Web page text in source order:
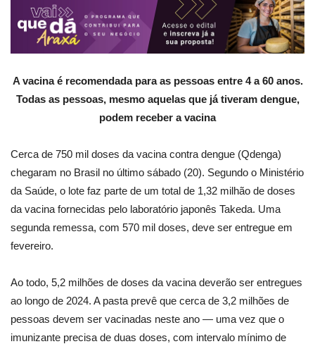
A vacina é recomendada para as pessoas entre 4 a 60 anos.
Todas as pessoas, mesmo aquelas que já tiveram dengue,
podem receber a vacina
Cerca de 750 mil doses da vacina contra dengue (Qdenga)
chegaram no Brasil no último sábado (20). Segundo o Ministério
da Saúde, o lote faz parte de um total de 1,32 milhão de doses
da vacina fornecidas pelo laboratório japonês Takeda. Uma
segunda remessa, com 570 mil doses, deve ser entregue em
fevereiro.
Ao todo, 5,2 milhões de doses da vacina deverão ser entregues
ao longo de 2024. A pasta prevê que cerca de 3,2 milhões de
pessoas devem ser vacinadas neste ano — uma vez que o
imunizante precisa de duas doses, com intervalo mínimo de